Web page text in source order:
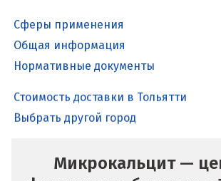
Сферы применения
Общая информация
Нормативные документы
Выбрать другой город
Микрокальцит —